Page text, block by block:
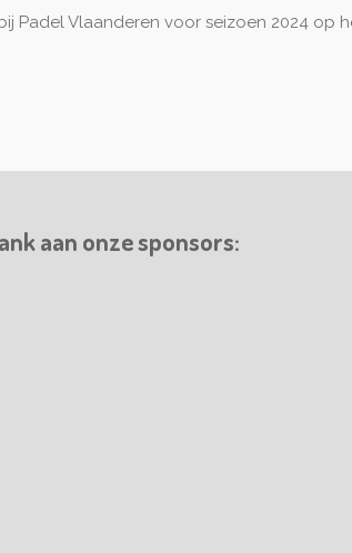
Padel Vlaanderen voor seizoen 2024 op
aan onze sponsors: